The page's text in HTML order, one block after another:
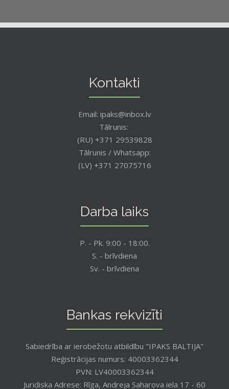
Kontakti
Email: ipaks@inbox.lv
Tālrunis:
(RU) +371 29539828
Tālrunis / Whatsapp:
(LV) +371 27075716
Darba laiks
P. - Pk. 9:00 - 18:00.
S. - brīvdiena
Sv. - brīvdiena
Bankas rekvizīti
Sabiedrība ar ierobežotu atbildību "IPAKS BALTIJA"
Reģistrācijas numurs: 40003362344
PVN: LV40003362344
Juridiska Adrese: Rīga, Andreja Saharova iela 17 - 60